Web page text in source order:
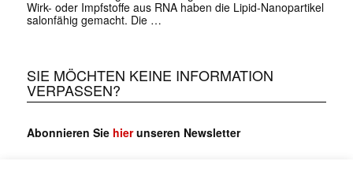
Wirk- oder Impfstoffe aus RNA haben die Lipid-Nanopartikel
salonfähig gemacht. Die …
SIE MÖCHTEN KEINE INFORMATION
VERPASSEN?
Abonnieren Sie hierunseren Newsletter